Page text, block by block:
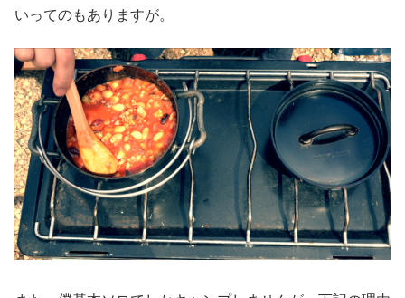
いってのもありますが。